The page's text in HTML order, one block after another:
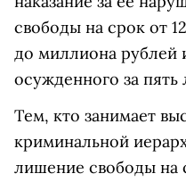
свободы на срок от
до миллиона рублей
осужденного за пять
Тем, кто занимает
криминальной
лишение свободы на